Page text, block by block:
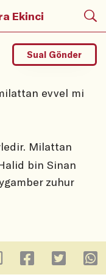
Ekinci
evvel mi
Sual Gönder
Milattan
bin Sinan
zuhur